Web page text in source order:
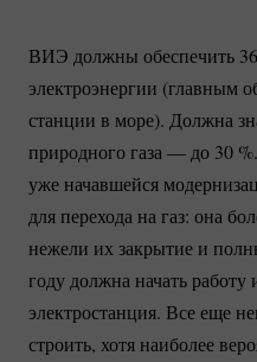
ВИЭ должны обеспечить
электроэнергии (главным
станции в море). Должна
природного газа — до 30 %
уже начавшейся
для перехода на газ: она
нежели их закрытие и
году должна начать работу
электростанция. Все еще
строить, хотя наиболее